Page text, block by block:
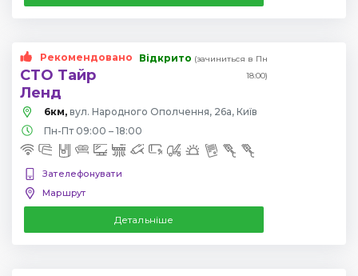
Рекомендовано
СТО Тайр
Ленд
Відкрито (зачиниться в Пн
18:00)
6км, вул. Народного Ополчення, 26а, Київ
Пн-Пт 09:00 – 18:00
Зателефонувати
Маршрут
Детальніше